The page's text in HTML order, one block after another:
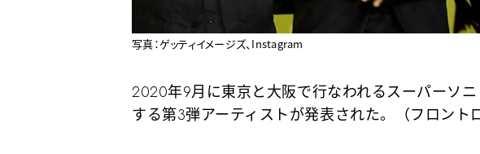
写真：ゲッティイメージズ、Instagram
2020年9月に東京と大阪で行なわれるスーパーソニ
する第3弾アーティストが発表された。（フロント